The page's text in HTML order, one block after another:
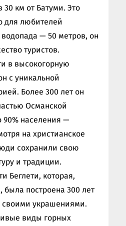
км от Батуми. Это
для любителей
— 50 метров, он
туристов.
в высокогорную
с уникальной
Более 300 лет он
Османской
населения —
на христианское
сохранили свою
и традиции.
Беглети, которая,
была построена 300 лет
своими украшениями.
виды горных